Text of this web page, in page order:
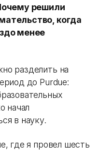
решили
когда
менее
разделить на
до Purdue:
начал
в науку.
где я провел шесть